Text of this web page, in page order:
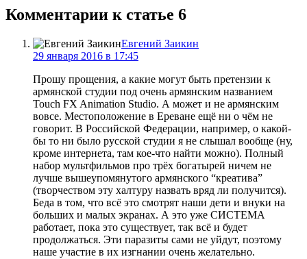
Комментарии к статье 6
Евгений Заикин
29 января 2016 в 17:45
Прошу прощения, а какие могут быть претензии к
армянской студии под очень армянским названием
Touch FX Animation Studio. А может и не армянским
вовсе. Местоположение в Ереване ещё ни о чём не
говорит. В Российской Федерации, например, о какой-
бы то ни было русской студии я не слышал вообще (ну,
кроме интернета, там кое-что найти можно). Полный
набор мультфильмов про трёх богатырей ничем не
лучше вышеупомянутого армянского “креатива”
(творчеством эту халтуру назвать вряд ли получится).
Беда в том, что всё это смотрят наши дети и внуки на
больших и малых экранах. А это уже СИСТЕМА
работает, пока это существует, так всё и будет
продолжаться. Эти паразиты сами не уйдут, поэтому
наше участие в их изгнании очень желательно.